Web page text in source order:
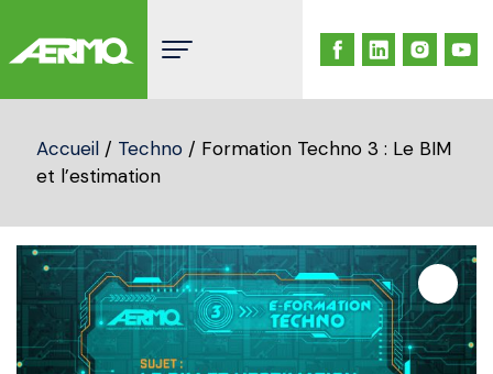
content
Accueil / Techno / Formation Techno 3 : Le BIM
et l’estimation